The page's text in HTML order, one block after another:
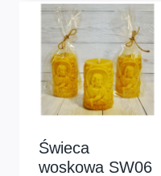
Świeca
woskowa SW06